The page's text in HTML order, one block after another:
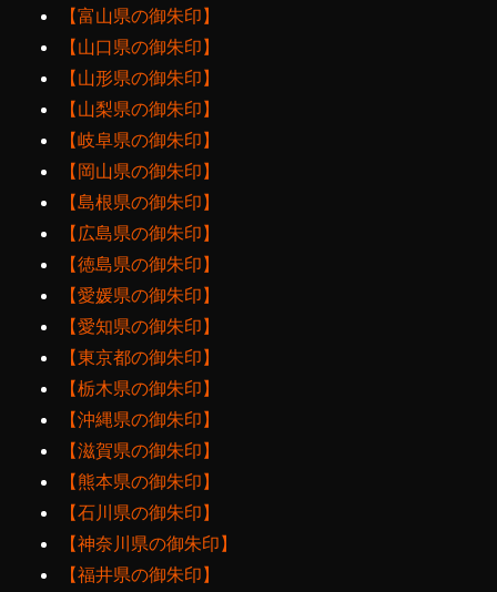
【富山県の御朱印】
【山口県の御朱印】
【山形県の御朱印】
【山梨県の御朱印】
【岐阜県の御朱印】
【岡山県の御朱印】
【島根県の御朱印】
【広島県の御朱印】
【徳島県の御朱印】
【愛媛県の御朱印】
【愛知県の御朱印】
【東京都の御朱印】
【栃木県の御朱印】
【沖縄県の御朱印】
【滋賀県の御朱印】
【熊本県の御朱印】
【石川県の御朱印】
【神奈川県の御朱印】
【福井県の御朱印】